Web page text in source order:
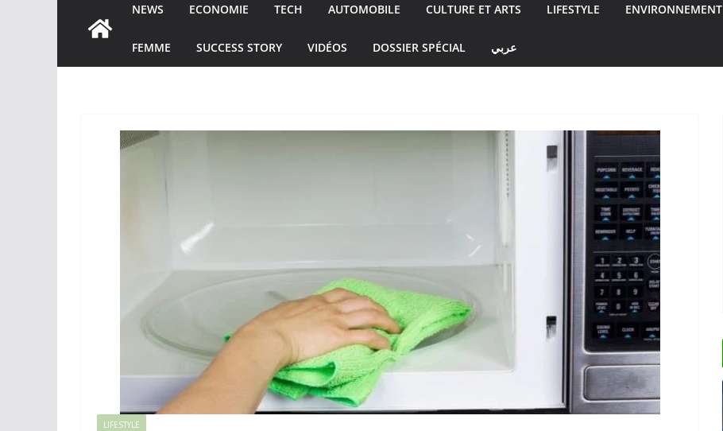
NEWS ECONOMIE TECH AUTOMOBILE CULTURE ET ARTS LIFESTYLE ENVIRONNEMENT
FEMME SUCCESS STORY VIDÉOS DOSSIER SPÉCIAL عربي
LIFESTYLE